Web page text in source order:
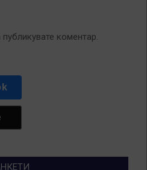
публикувате коментар.